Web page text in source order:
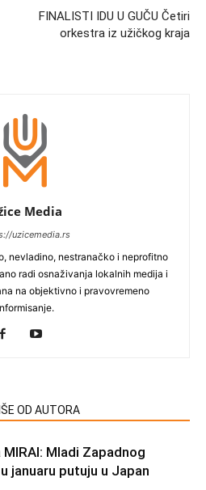
FINALISTI IDU U GUČU Četiri
orkestra iz užičkog kraja
Media
uzicemedia.rs
nevladino, nestranačko i neprofitno
radi osnaživanja lokalnih medija i
na objektivno i pravovremeno
OD AUTORA
MIRAI: Mladi Zapadnog
januaru putuju u Japan